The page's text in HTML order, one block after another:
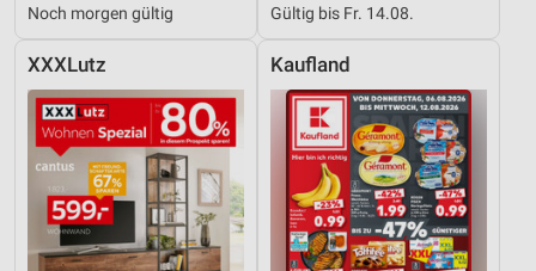
Noch morgen gültig Gültig bis Fr. 14.08.
XXXLutz Kaufland